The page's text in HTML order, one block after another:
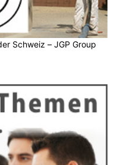
Schweiz – JGP Group